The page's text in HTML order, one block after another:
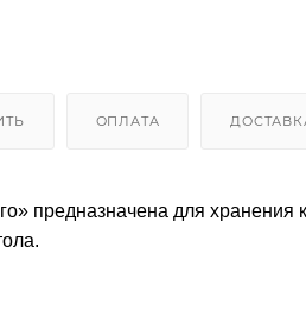
ОПЛАТА
предназначена для хранения